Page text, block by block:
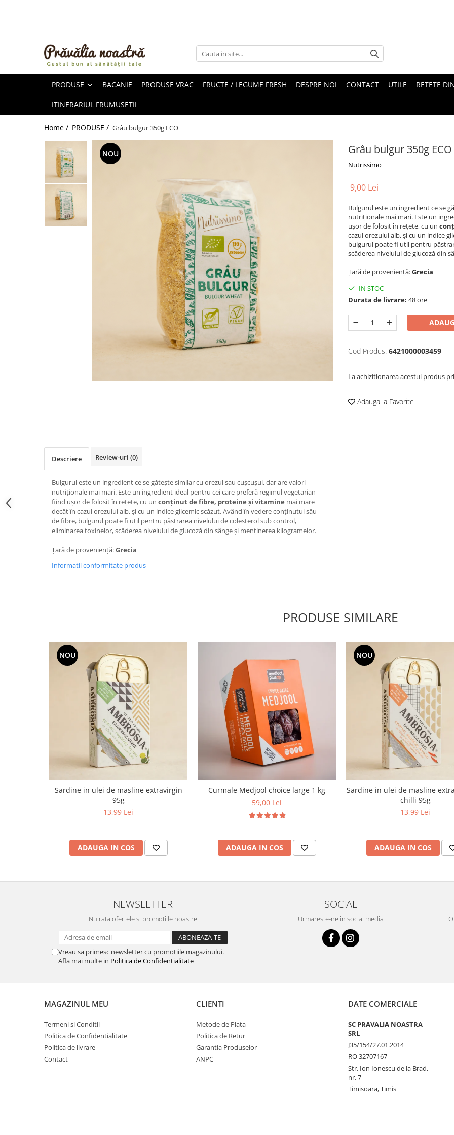
ULEIURI ȘI UNTURI
FRUCTE DESHIDRATATE
ÎNDULCITORI NATURALI / MIERE
FRUCTE LA CONSERVĂ
OȚETURI ȘI SOSURI
FĂINĂ FĂRĂ GLUTEN
BĂUTURI / LAPTE VEGETAL
OREZ ȘI CEREALE
PRODUSE BACANIE PRODUSE VRAC FRUCTE / LEGUME FRESH DESPRE NOI CONTACT UTILE RETETE
ITINERARIUL FRUMUSETII
Home / PRODUSE / Grâu bulgur 350g ECO
Grâu bulgur 350g ECO
Nutrissimo
NOU
9,00 Lei
Bulgurul este un ingredient ce se
nutriționale mai mari. Este un
ușor de folosit în rețete, cu un
cazul orezului alb, și cu un indice
bulgurul poate fi util pentru
scăderea nivelului de glucoză din
Țară de proveniență:Grecia
IN STOC
Durata de livrare: 48 ore
Cod Produs: 6421000003459
La achizitionarea acestui produs
Adauga la Favorite
Descriere Review-uri (0)
Bulgurul este un ingredient ce se gătește similar cu orezul sau cușcușul, dar are valori
nutriționale mai mari. Este un ingredient ideal pentru cei care preferă regimul vegetarian
fiind ușor de folosit în rețete, cu un conținut de fibre, proteine și vitamine mai mare
decât în cazul orezului alb, și cu un indice glicemic scăzut. Având în vedere conținutul său
de fibre, bulgurul poate fi util pentru păstrarea nivelului de colesterol sub control,
eliminarea toxinelor, scăderea nivelului de glucoză din sânge și menținerea kilogramelor.
Țară de proveniență:Grecia
Informatii conformitate produs
PRODUSE SIMILARE
NOU
Sardine in ulei de masline extravirgin
95g
13,99 Lei
ADAUGA IN COS
Curmale Medjool choice large 1 kg
59,00 Lei
ADAUGA IN COS
NOU
Sardine in ulei de masline
chilli 95g
13,99 Lei
ADAUGA IN COS
NEWSLETTER
Nu rata ofertele si promotiile noastre
Vreau sa primesc newsletter cu promotiile magazinului.
Afla mai multe in Politica de Confidentialitate
SOCIAL
Urmareste-ne in social media
MAGAZINUL MEU
Termeni si Conditii
Politica de Confidentialitate
Politica de livrare
Contact
CLIENTI
Metode de Plata
Politica de Retur
Garantia Produselor
ANPC
DATE COMERCIALE
SC PRAVALIA NOASTRA
SRL
J35/154/27.01.2014
RO 32707167
Str. Ion Ionescu de la Brad,
nr. 7
Timisoara, Timis